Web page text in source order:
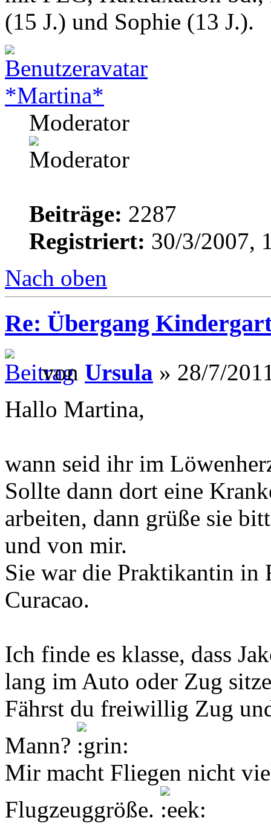
(15 J.) und Sophie (13 J.).
*Martina*
Moderator
Beiträge: 2287
Registriert: 30/3/2007,
Nach oben
Re: Übergang
von Ursula » 28/7/
Hallo Martina,
wann seid ihr im
Sollte dann dort eine
arbeiten, dann grüße sie
und von mir.
Sie war die Praktikantin in
Curacao.
Ich finde es klasse, dass
lang im Auto oder Zug
Fährst du freiwillig Zug
Mann?
Mir macht Fliegen nicht
Flugzeuggröße.